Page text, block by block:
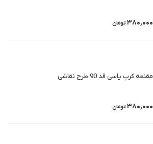
380,000 تومان
مقنعه کرپ یاسی قد 90 طرح نقاشی
380,000 تومان